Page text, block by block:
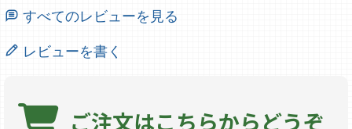
する、子どもに頼るのが一番」という尾木ママの教訓を本の
うつうつとしてた自分が笑えてきます。もっと早くこの本に
出会いたかった～！！
すがです。日本の教育の問題点を具体的に浮かび上がらせて
すべてのレビューを見る
レビューを書く
ご注文はこちらからどうぞ